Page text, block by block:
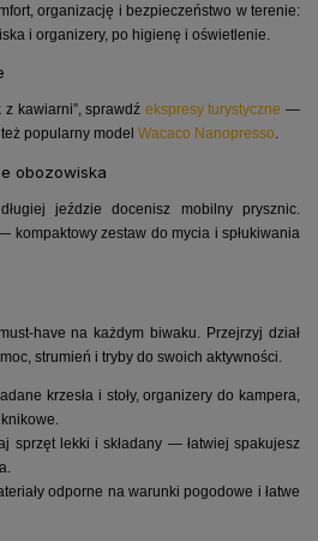
organizację i bezpieczeństwo w terenie:
i organizery, po higienę i oświetlenie.
kawiarni”, sprawdź ekspresy turystyczne —
popularny model Wacaco Nanopresso.
obozowiska
jeździe docenisz mobilny prysznic.
kompaktowy zestaw do mycia i spłukiwania
have na każdym biwaku. Przejrzyj dział
strumień i tryby do swoich aktywności.
krzesła i stoły, organizery do kampera,
sprzęt lekki i składany — łatwiej spakujesz
odporne na warunki pogodowe i łatwe